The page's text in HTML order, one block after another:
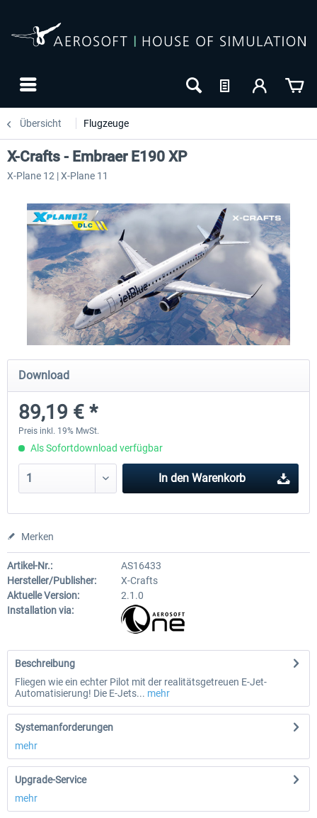
Übersicht Flugzeuge
Diamond DA-62
37,95 € *
X-Crafts - Embraer E190 XP
X-Plane 12 | X-Plane 11
Download
89,19 € *
Preis inkl. 19% MwSt.
Als Sofortdownload verfügbar
In den Warenkorb
Merken
Artikel-Nr.:
AS16433
Hersteller/Publisher:
X-Crafts
Aktuelle Version:
2.1.0
Installation via:
Beschreibung
Fliegen wie ein echter Pilot mit der realitätsgetreuen E-Jet-
Automatisierung! Die E-Jets... mehr
Systemanforderungen
mehr
Upgrade-Service
mehr